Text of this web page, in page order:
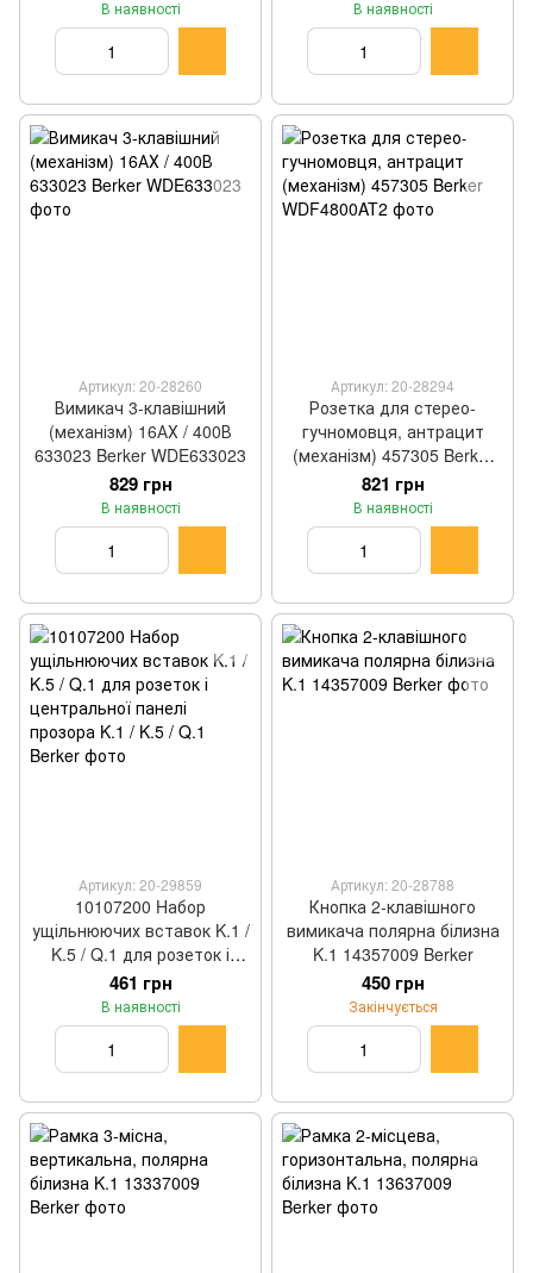
В наявності
В наявності
Артикул: 20-28260
Вимикач 3-клавішний
(механізм) 16АХ / 400В
633023 Berker WDE633023
829 грн
В наявності
Артикул: 20-28294
Розетка для стерео-
гучномовця, антрацит
(механізм) 457305 Berker
WDF4800AT2
821 грн
В наявності
Артикул: 20-29859
10107200 Hабор
ущільнюючих вставок K.1 /
K.5 / Q.1 для розеток і
центральної панелі
прозора K.1 / K.5 / Q.1
Berker
461 грн
В наявності
Артикул: 20-28788
Кнопка 2-клавішного
вимикача полярна білизна
K.1 14357009 Berker
450 грн
Закінчується